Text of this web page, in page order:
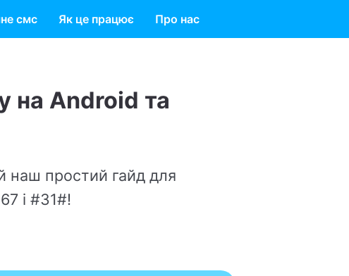
смс Як це працює Про нас
для